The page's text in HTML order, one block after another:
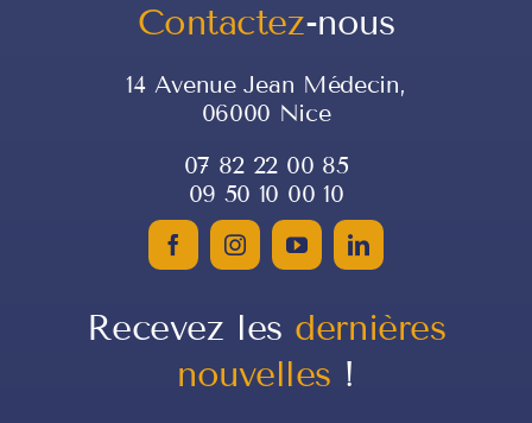
Contactez-nous
14 Avenue Jean Médecin,
06000 Nice
07 82 22 00 85
09 50 10 00 10
Recevez les dernières
nouvelles !